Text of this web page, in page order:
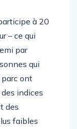
à 20
– ce qui
par
qui
ont
indices
des
faibles